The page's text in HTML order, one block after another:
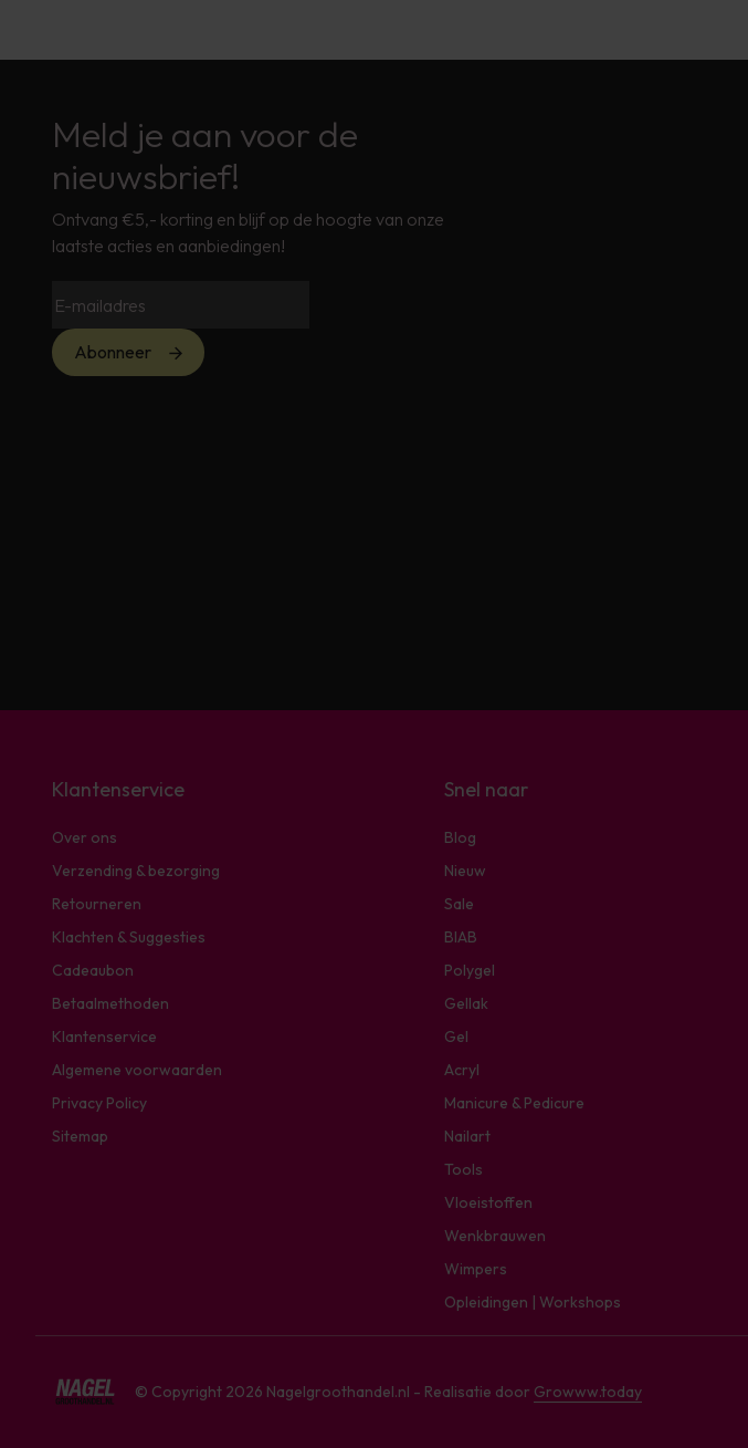
Meld je aan voor de
nieuwsbrief!
Ontvang €5,- korting en blijf op de hoogte van onze
laatste acties en aanbiedingen!
Abonneer
Klantenservice
Over ons
Verzending & bezorging
Retourneren
Klachten & Suggesties
Cadeaubon
Betaalmethoden
Klantenservice
Algemene voorwaarden
Privacy Policy
Sitemap
Snel naar
Blog
Nieuw
Sale
BIAB
Polygel
Gellak
Gel
Acryl
Manicure & Pedicure
Nailart
Tools
Vloeistoffen
Wenkbrauwen
Wimpers
Opleidingen | Workshops
© Copyright 2026 Nagelgroothandel.nl - Realisatie door Growww.today